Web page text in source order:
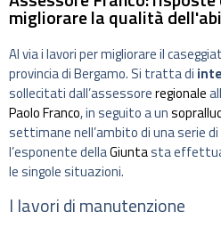
migliorare la qualità
Al via i lavori per migliorare il
provincia di Bergamo. Si tratta di
sollecitati dall’assessoreregionale
Paolo Franco, in seguito a un
settimane nell’ambito di una serie
l’esponente dellaGiuntasta
le singole situazioni.
I lavori di manutenzione